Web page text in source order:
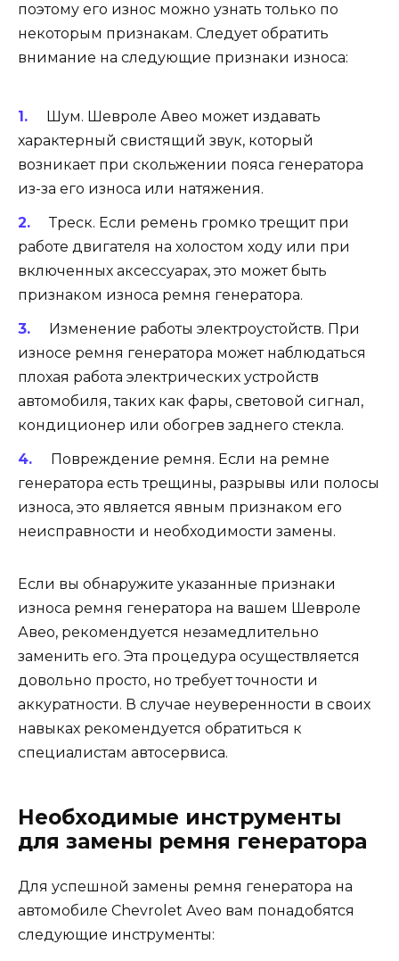
поэтому его износ можно узнать только по
некоторым признакам. Следует обратить
внимание на следующие признаки износа:
Шум. Шевроле Авео может издавать
характерный свистящий звук, который
возникает при скольжении пояса генератора
из-за его износа или натяжения.
Треск. Если ремень громко трещит при
работе двигателя на холостом ходу или при
включенных аксессуарах, это может быть
признаком износа ремня генератора.
Изменение работы электроустойств. При
износе ремня генератора может наблюдаться
плохая работа электрических устройств
автомобиля, таких как фары, световой сигнал,
кондиционер или обогрев заднего стекла.
Повреждение ремня. Если на ремне
генератора есть трещины, разрывы или полосы
износа, это является явным признаком его
неисправности и необходимости замены.
Если вы обнаружите указанные признаки
износа ремня генератора на вашем Шевроле
Авео, рекомендуется незамедлительно
заменить его. Эта процедура осуществляется
довольно просто, но требует точности и
аккуратности. В случае неуверенности в своих
навыках рекомендуется обратиться к
специалистам автосервиса.
Необходимые инструменты
для замены ремня генератора
Для успешной замены ремня генератора на
автомобиле Chevrolet Aveo вам понадобятся
следующие инструменты: